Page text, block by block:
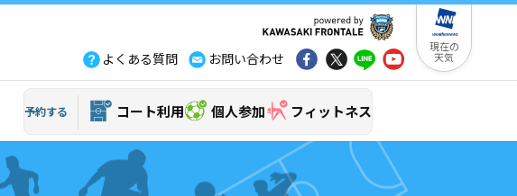
現在の
天気
よくある質問 お問い合わせ
予約する コート利用 個人参加 フィットネス